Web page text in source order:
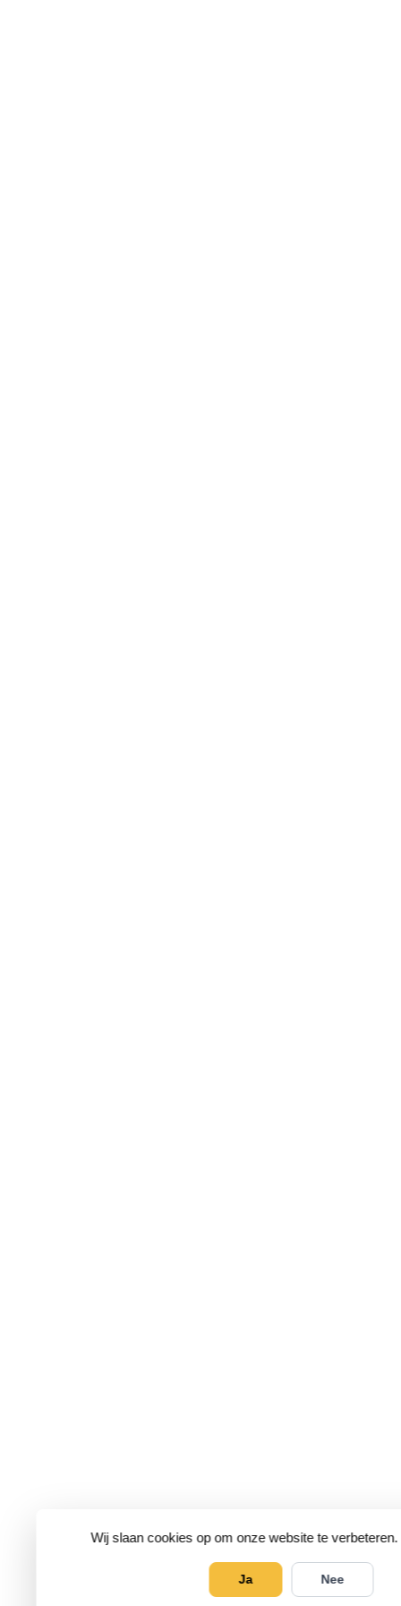
Wij slaan cookies op om onze website te
Ja Nee